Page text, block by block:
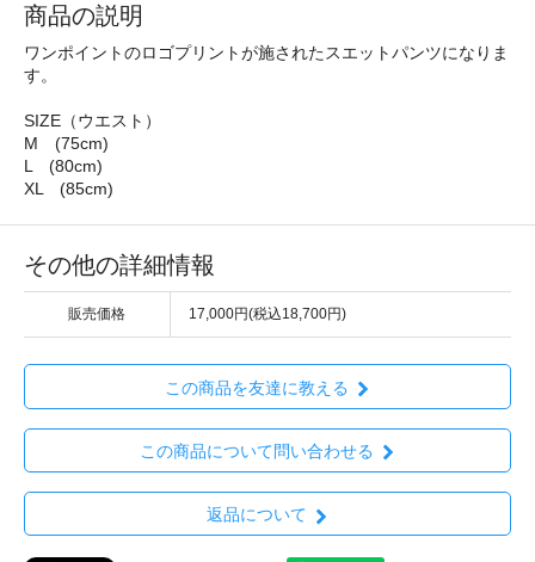
商品の説明
ワンポイントのロゴプリントが施されたスエットパンツになりま
す。
SIZE（ウエスト）
M (75cm)
L (80cm)
XL (85cm)
その他の詳細情報
販売価格 17,000円(税込18,700円)
この商品を友達に教える
この商品について問い合わせる
返品について